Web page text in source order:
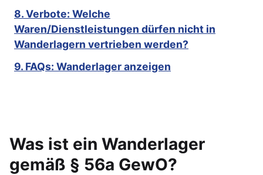
Was ist ein Wanderlager
gemäß § 56a GewO?
8. Verbote: Welche
Waren/Dienstleistungen dürfen nicht in
Wanderlagern vertrieben werden?
9. FAQs: Wanderlager anzeigen